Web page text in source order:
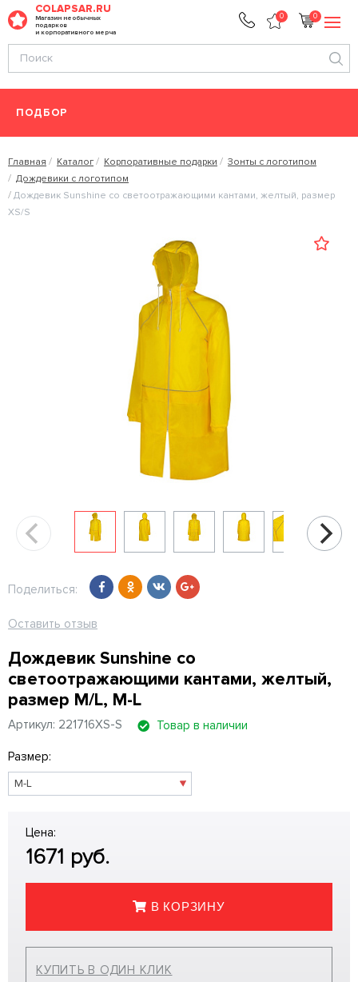
COLAPSAR.RU
Магазин необычных
подарков
и корпоративного мерча
0 0
ПОДБОР
Главная Каталог Корпоративные подарки
Зонты с логотипом
Дождевики с логотипом
Дождевик Sunshine со светоотражающими кантами, желтый, размер
XS/S
Поделиться:
Оставить отзыв
Дождевик Sunshine со
светоотражающими кантами, желтый,
размер M/L, M-L
Артикул: 221716XS-S Товар в наличии
Размер:
Цена:
1671 руб.
В КОРЗИНУ
КУПИТЬ В ОДИН КЛИК